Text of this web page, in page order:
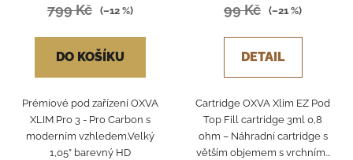
799 Kč (–12 %)
DO KOŠÍKU
Prémiové pod zařízení OXVA
XLIM Pro 3 - Pro Carbon s
moderním vzhledem.Velký
1,05” barevný HD
99 Kč (–21 %)
DETAIL
Cartridge OXVA Xlim EZ Pod
Top Fill cartridge 3ml 0,8
ohm – Náhradní cartridge s
větším objemem s vrchním...